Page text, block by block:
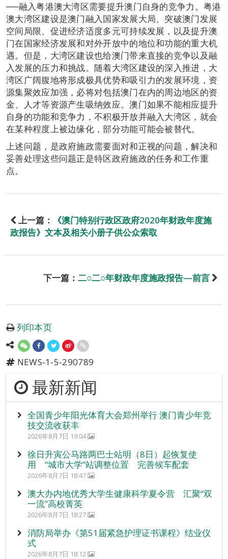
──融入粤港澳大湾区需要提升澳门自身的竞争力。粤港
澳大湾区建设是澳门融入国家发展大局、突破澳门发展
空间局限、促进经济适度多元可持续发展，以及提升澳
门在国家经济发展和对外开放中的地位和功能的重大机
遇。但是，大湾区建设也给澳门带来直接的竞争以及融
入发展的压力和挑战。随着大湾区建设的深入推进，大
湾区广阔腹地将形成极具优势和吸引力的发展环境，资
源集聚效应加强，必将对包括澳门在内的周边地区的资
金、人才等资源产生吸纳效应。澳门如果不能相应提升
自身的功能和竞争力，不积极开放并融入大湾区，就会
在某种程度上被边缘化，部分功能可能会被替代。
上述问题，是政府施政需要面对和正视的问题，解决和
妥善处理这些问题正是特区政府施政的任务和工作重
点。
上一篇：
《澳门特别行政区政府2020年财政年度施
政报告》文本及相关小册子供公众索取
下一篇： 二○二○年财政年度施政报告—前言
列印本页
NEWS-1-5-290789
最新新闻
全国青少年阳光体育大会郑州举行 澳门青少年竞
技交流收获丰
2026年8月7日 19:04
徐日升寅公马路两巴士站明（8日）起恢复使
用 “城市大学”站调整位置 完善候车配套
2026年8月7日 18:47
澳大办内地优秀大学生健康科学夏令营 汇聚“双
一流”高校菁英
2026年8月7日 18:27
消防局举办《第51届紧急护理证书课程》结业仪
式
2026年8月7日 18:12